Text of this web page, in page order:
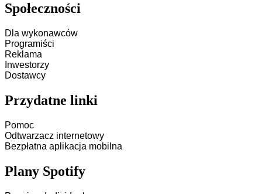
Społeczności
Dla wykonawców
Programiści
Reklama
Inwestorzy
Dostawcy
Przydatne linki
Pomoc
Odtwarzacz internetowy
Bezpłatna aplikacja mobilna
Plany Spotify